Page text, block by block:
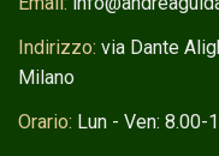
Indirizzo: via Dante
Milano
Orario: Lun - Ven: 8.00-